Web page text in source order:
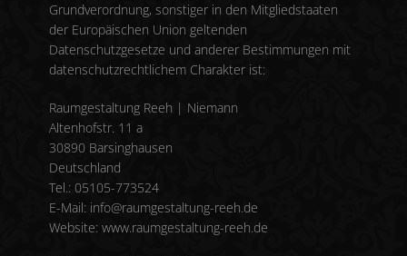
Grundverordnung, sonstiger in den Mitgliedstaaten
der Europäischen Union geltenden
Datenschutzgesetze und anderer Bestimmungen mit
datenschutzrechtlichem Charakter ist:
Raumgestaltung Reeh | Niemann
Altenhofstr. 11 a
30890 Barsinghausen
Deutschland
Tel.: 05105-773524
E-Mail: info@raumgestaltung-reeh.de
Website: www.raumgestaltung-reeh.de